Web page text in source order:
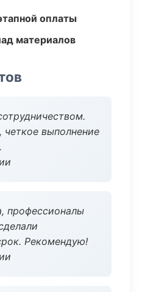
оплаты
материалов
выполнение
профессионалы
Рекомендую!